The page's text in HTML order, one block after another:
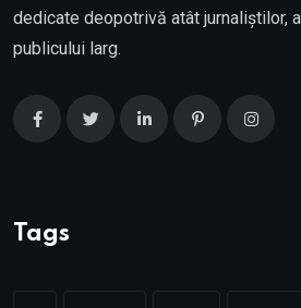
dedicate deopotrivă atât jurnaliștilor,
publicului larg.
Tags